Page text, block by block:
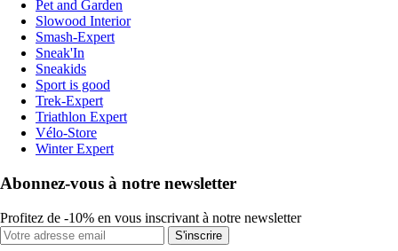
Pet and Garden
Slowood Interior
Smash-Expert
Sneak'In
Sneakids
Sport is good
Trek-Expert
Triathlon Expert
Vélo-Store
Winter Expert
Abonnez-vous à notre newsletter
Profitez de -10% en vous inscrivant à notre newsletter
S'inscrire